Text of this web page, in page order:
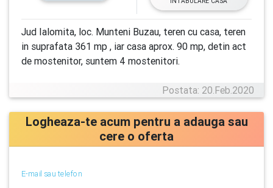
Jud Ialomita, loc. Munteni Buzau, teren cu casa, teren
in suprafata 361 mp , iar casa aprox. 90 mp, detin act
de mostenitor, suntem 4 mostenitori.
Postata: 20.Feb.2020
Logheaza-te acum pentru a adauga sau
cere o oferta
E-mail sau telefon